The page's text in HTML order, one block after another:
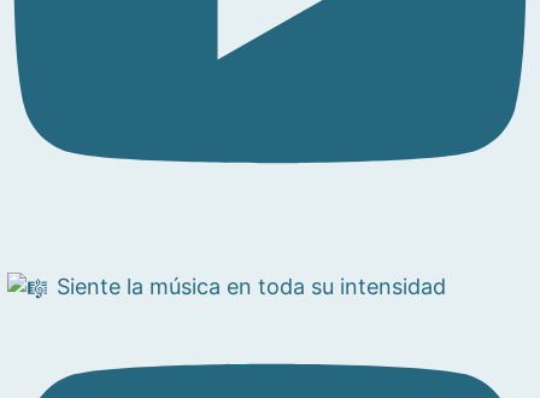
Siente la música en toda su intensidad